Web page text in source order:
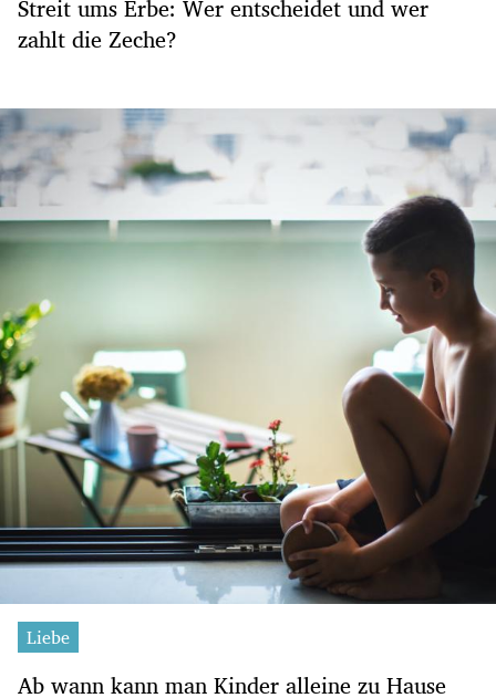
Streit ums Erbe: Wer entscheidet und wer
zahlt die Zeche?
Liebe
Ab wann kann man Kinder alleine zu Hause